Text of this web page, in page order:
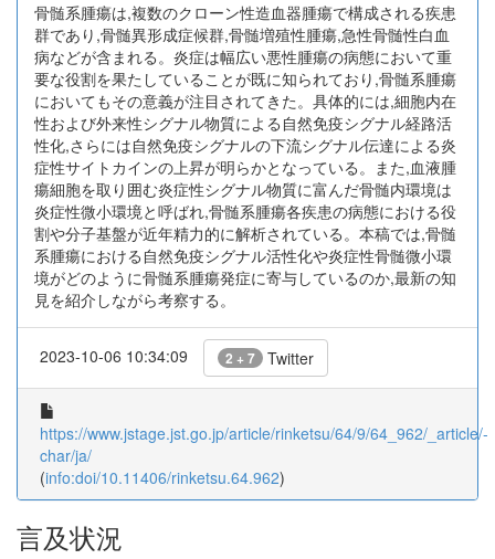
骨髄系腫瘍は,複数のクローン性造血器腫瘍で構成される疾患
群であり,骨髄異形成症候群,骨髄増殖性腫瘍,急性骨髄性白血
病などが含まれる。炎症は幅広い悪性腫瘍の病態において重
要な役割を果たしていることが既に知られており,骨髄系腫瘍
においてもその意義が注目されてきた。具体的には,細胞内在
性および外来性シグナル物質による自然免疫シグナル経路活
性化,さらには自然免疫シグナルの下流シグナル伝達による炎
症性サイトカインの上昇が明らかとなっている。また,血液腫
瘍細胞を取り囲む炎症性シグナル物質に富んだ骨髄内環境は
炎症性微小環境と呼ばれ,骨髄系腫瘍各疾患の病態における役
割や分子基盤が近年精力的に解析されている。本稿では,骨髄
系腫瘍における自然免疫シグナル活性化や炎症性骨髄微小環
境がどのように骨髄系腫瘍発症に寄与しているのか,最新の知
見を紹介しながら考察する。
2023-10-06 10:34:09 2 + 7 Twitter
https://www.jstage.jst.go.jp/article/rinketsu/64/9/64_962/_article/-
char/ja/
(info:doi/10.11406/rinketsu.64.962)
言及状況